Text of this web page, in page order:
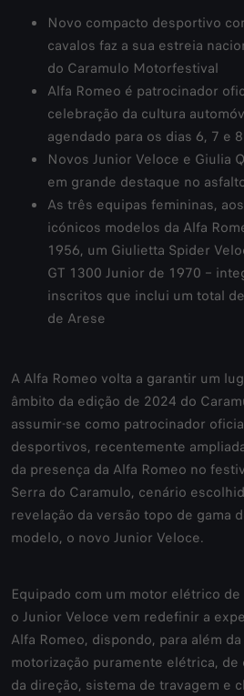
Novo compacto desportivo
cavalos faz a sua estreia
do Caramulo Motorfestival
Alfa Romeo é patrocinador
celebração da cultura
agendado para os dias 6, 7 e
Novos Junior Veloce e Giulia
em grande destaque no
As três equipas femininas,
icónicos modelos da Alfa
1956, um Giulietta Spider
GT 1300 Junior de 1970 –
inscritos que inclui um total
de Arese
A Alfa Romeo volta a garantir um
âmbito da edição de 2024 do
assumir-se como patrocinador
desportivos, recentemente
da presença da Alfa Romeo no
Serra do Caramulo, cenário
revelação da versão topo de gama
modelo, o novo Junior Veloce.
Equipado com um motor elétrico
o Junior Veloce vem redefinir a
Alfa Romeo, dispondo, para além
motorização puramente elétrica,
da direção, sistema de travagem e